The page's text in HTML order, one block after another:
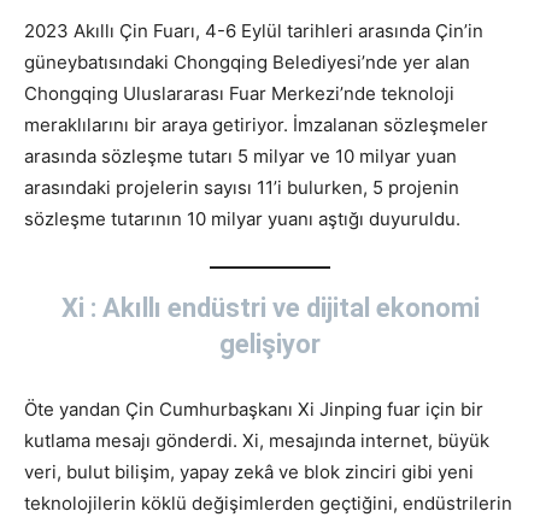
2023 Akıllı Çin Fuarı, 4-6 Eylül tarihleri arasında Çin’in
güneybatısındaki Chongqing Belediyesi’nde yer alan
Chongqing Uluslararası Fuar Merkezi’nde teknoloji
meraklılarını bir araya getiriyor. İmzalanan sözleşmeler
arasında sözleşme tutarı 5 milyar ve 10 milyar yuan
arasındaki projelerin sayısı 11’i bulurken, 5 projenin
sözleşme tutarının 10 milyar yuanı aştığı duyuruldu.
Xi : Akıllı endüstri ve dijital ekonomi
gelişiyor
Öte yandan Çin Cumhurbaşkanı Xi Jinping fuar için bir
kutlama mesajı gönderdi. Xi, mesajında internet, büyük
veri, bulut bilişim, yapay zekâ ve blok zinciri gibi yeni
teknolojilerin köklü değişimlerden geçtiğini, endüstrilerin